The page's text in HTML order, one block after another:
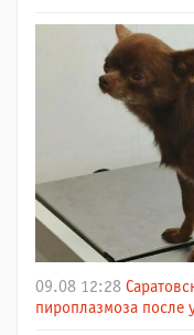
09.08 12:28
пироплазмоза после